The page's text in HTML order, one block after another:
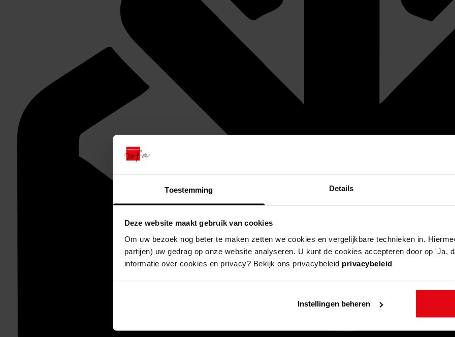
Toestemming Details
Deze website maakt gebruik van cookies
Om uw bezoek nog beter te maken zetten we cookies en vergelijkbare technieken in.
partijen) uw gedrag op onze website analyseren. U kunt de cookies accepteren door op 'Ja,
informatie over cookies en privacy? Bekijk ons privacybeleid privacybeleid
Instellingen beheren